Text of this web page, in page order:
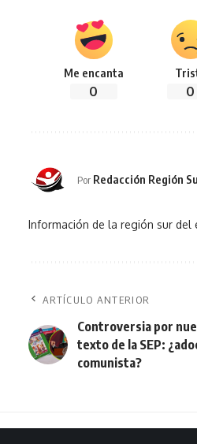
Me encanta
0 0
Por Redacción Región
Información de la región sur del
ARTÍCULO ANTERIOR
Controversia por
texto de la SEP:
comunista?